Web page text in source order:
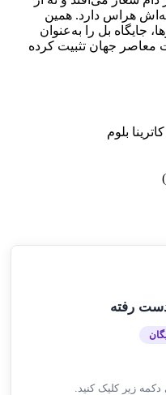
هراس دارد. همین
جایگاه بل را به‌عنوان
معاصر جهان تثبیت کرده
بلوم
رفته
زیر کلیک کنید.